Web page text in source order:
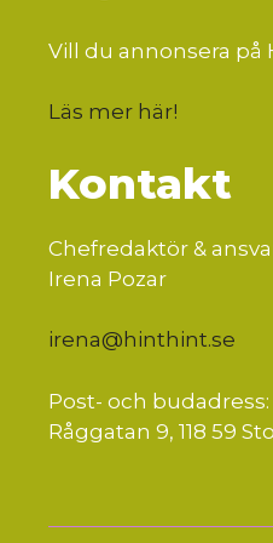
Vill du annonsera på
Läs mer här!
Kontakt
Chefredaktör &
Irena Pozar
irena@hinthint.se
Post- och budadress:
Råggatan 9, 118 59